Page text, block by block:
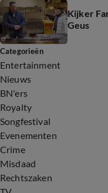
Kijker
Geus
Categorieën
Entertainment
Nieuws
BN'ers
Royalty
Songfestival
Evenementen
Crime
Misdaad
Rechtszaken